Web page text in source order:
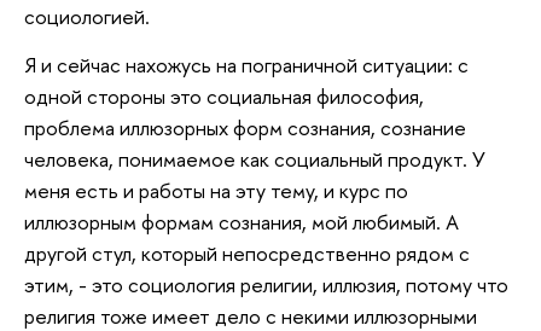
социологией.
Я и сейчас нахожусь на пограничной ситуации: с
одной стороны это социальная философия,
проблема иллюзорных форм сознания, сознание
человека, понимаемое как социальный продукт. У
меня есть и работы на эту тему, и курс по
иллюзорным формам сознания, мой любимый. А
другой стул, который непосредственно рядом с
этим, - это социология религии, иллюзия, потому что
религия тоже имеет дело с некими иллюзорными